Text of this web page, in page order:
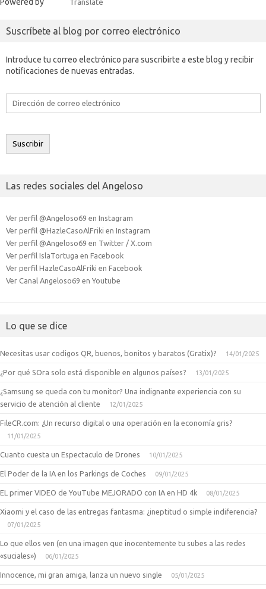
Suscríbete al blog por correo electrónico
Introduce tu correo electrónico para suscribirte a este blog y recibir
notificaciones de nuevas entradas.
Dirección
electrónico
Suscribir
Las redes sociales del Angeloso
Ver perfil @Angeloso69 en Instagram
Ver perfil @HazleCasoAlFriki en Instagram
Ver perfil @Angeloso69 en Twitter / X.com
Ver perfil IslaTortuga en Facebook
Ver perfil HazleCasoAlFriki en Facebook
Ver Canal Angeloso69 en Youtube
Lo que se dice
Necesitas usar codigos QR, buenos, bonitos y baratos (Gratix)? 14/01/2025
¿Por qué SOra solo está disponible en algunos países? 13/01/2025
¿Samsung se queda con tu monitor? Una indignante experiencia con su
servicio de atención al cliente
12/01/2025
FileCR.com: ¿Un recurso digital o una operación en la economía gris?
11/01/2025
Cuanto cuesta un Espectaculo de Drones 10/01/2025
El Poder de la IA en los Parkings de Coches 09/01/2025
EL primer VIDEO de YouTube MEJORADO con IA en HD 4k 08/01/2025
Xiaomi y el caso de las entregas fantasma: ¿ineptitud o simple indiferencia?
07/01/2025
Lo que ellos ven (en una imagen que inocentemente tu subes a las redes
«suciales»)
06/01/2025
Innocence, mi gran amiga, lanza un nuevo single 05/01/2025